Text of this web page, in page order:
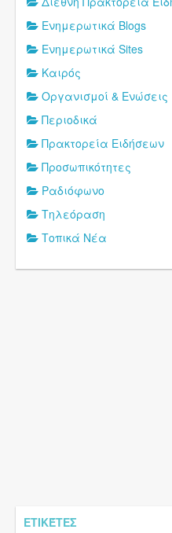
Ενημερωτικά Blogs
Ενημερωτικά Sites
Καιρός
Οργανισμοί & Ενώσεις
Περιοδικά
Πρακτορεία Ειδήσεων
Προσωπικότητες
Ραδιόφωνο
Τηλεόραση
Τοπικά Νέα
ΕΤΙΚΈΤΕΣ